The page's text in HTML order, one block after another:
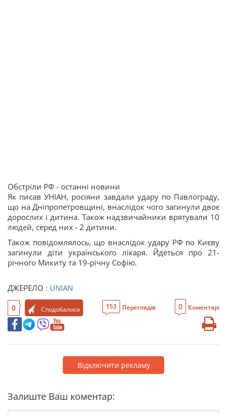
Обстріли РФ - останні новини
Як писав УНІАН, росіяни завдали удару по Павлограду,
що на Дніпропетровщині, внаслідок чого загинули двоє
дорослих і дитина. Також надзвичайники врятували 10
людей, серед них - 2 дитини.
Також повідомлялось, що внаслідок удару РФ по Києву
загинули діти українського лікаря. Йдеться про 21-
річного Микиту та 19-річну Софію.
ДЖЕРЕЛО : UNIAN
0 Сподобалося 153 Переглядів 0 Коментарі
Відключити рекламу
Залиште Ваш коментар: